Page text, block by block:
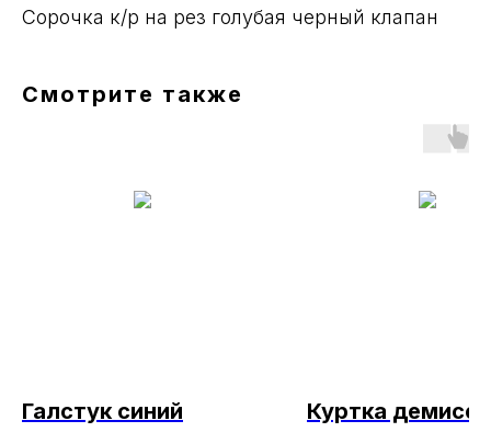
Сорочка к/р на рез голубая черный клапан
Смотрите также
Галстук синий
Куртка демисез